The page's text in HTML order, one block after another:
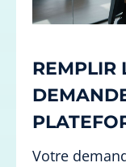
REMPLIR
Votre